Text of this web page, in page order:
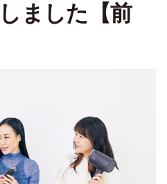
ました【前